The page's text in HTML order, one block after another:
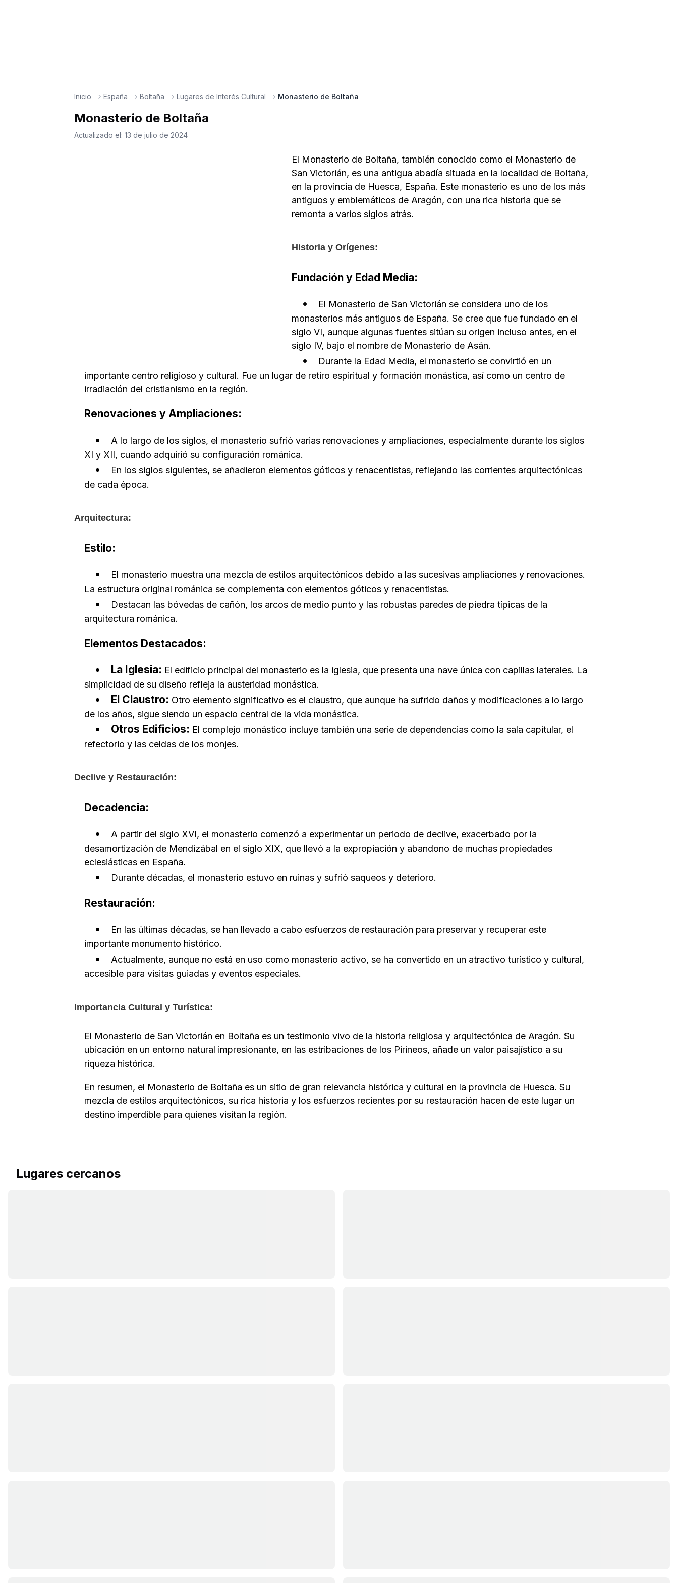
Inicio España Boltaña Lugares de Interés Cultural Monasterio de Boltaña
Monasterio de Boltaña
Actualizado el:13 de julio de 2024
El Monasterio de Boltaña, también conocido como el Monasterio de
San Victorián, es una antigua abadía situada en la localidad de Boltaña,
en la provincia de Huesca, España. Este monasterio es uno de los más
antiguos y emblemáticos de Aragón, con una rica historia que se
remonta a varios siglos atrás.
Historia y Orígenes:
Fundación y Edad Media:
El Monasterio de San Victorián se considera uno de los
monasterios más antiguos de España. Se cree que fue fundado en el
siglo VI, aunque algunas fuentes sitúan su origen incluso antes, en el
siglo IV, bajo el nombre de Monasterio de Asán.
Durante la Edad Media, el monasterio se convirtió en un
importante centro religioso y cultural. Fue un lugar de retiro espiritual y formación monástica, así como un centro de
irradiación del cristianismo en la región.
Renovaciones y Ampliaciones:
A lo largo de los siglos, el monasterio sufrió varias renovaciones y ampliaciones, especialmente durante los siglos
XI y XII, cuando adquirió su configuración románica.
En los siglos siguientes, se añadieron elementos góticos y renacentistas, reflejando las corrientes arquitectónicas
de cada época.
Arquitectura:
Estilo:
El monasterio muestra una mezcla de estilos arquitectónicos debido a las sucesivas ampliaciones y renovaciones.
La estructura original románica se complementa con elementos góticos y renacentistas.
Destacan las bóvedas de cañón, los arcos de medio punto y las robustas paredes de piedra típicas de la
arquitectura románica.
Elementos Destacados:
La Iglesia: El edificio principal del monasterio es la iglesia, que presenta una nave única con capillas laterales. La
simplicidad de su diseño refleja la austeridad monástica.
El Claustro: Otro elemento significativo es el claustro, que aunque ha sufrido daños y modificaciones a lo largo
de los años, sigue siendo un espacio central de la vida monástica.
Otros Edificios: El complejo monástico incluye también una serie de dependencias como la sala capitular, el
refectorio y las celdas de los monjes.
Declive y Restauración:
Decadencia:
A partir del siglo XVI, el monasterio comenzó a experimentar un periodo de declive, exacerbado por la
desamortización de Mendizábal en el siglo XIX, que llevó a la expropiación y abandono de muchas propiedades
eclesiásticas en España.
Durante décadas, el monasterio estuvo en ruinas y sufrió saqueos y deterioro.
Restauración:
En las últimas décadas, se han llevado a cabo esfuerzos de restauración para preservar y recuperar este
importante monumento histórico.
Actualmente, aunque no está en uso como monasterio activo, se ha convertido en un atractivo turístico y cultural,
accesible para visitas guiadas y eventos especiales.
Importancia Cultural y Turística:
El Monasterio de San Victorián en Boltaña es un testimonio vivo de la historia religiosa y arquitectónica de Aragón. Su
ubicación en un entorno natural impresionante, en las estribaciones de los Pirineos, añade un valor paisajístico a su
riqueza histórica.
En resumen, el Monasterio de Boltaña es un sitio de gran relevancia histórica y cultural en la provincia de Huesca. Su
mezcla de estilos arquitectónicos, su rica historia y los esfuerzos recientes por su restauración hacen de este lugar un
destino imperdible para quienes visitan la región.
Lugares cercanos